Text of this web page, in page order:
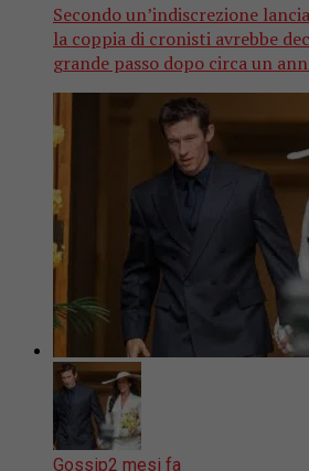
Secondo un’indiscrezione
la coppia di cronisti avrebbe
grande passo dopo circa un
Gossip2 mesi fa